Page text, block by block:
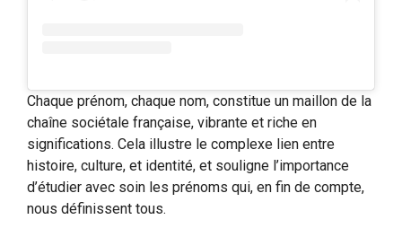
Chaque prénom, chaque nom, constitue un maillon de la
chaîne sociétale française, vibrante et riche en
significations. Cela illustre le complexe lien entre
histoire, culture, et identité, et souligne l’importance
d’étudier avec soin les prénoms qui, en fin de compte,
nous définissent tous.